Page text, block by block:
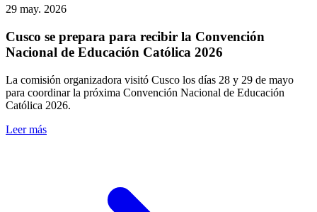
29 may. 2026
Cusco se prepara para recibir la Convención
Nacional de Educación Católica 2026
La comisión organizadora visitó Cusco los días 28 y 29 de mayo
para coordinar la próxima Convención Nacional de Educación
Católica 2026.
Leer más